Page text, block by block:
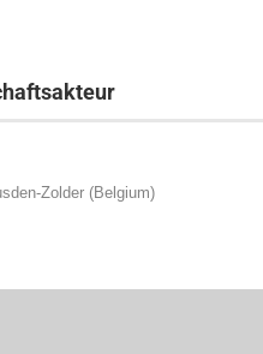
Zolder (Belgium)